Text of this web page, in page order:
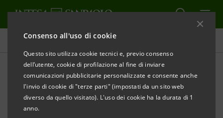
Consenso all'uso di cookie
Questo sito utilizza cookie tecnici e, previo consenso
dell’utente, cookie di profilazione al fine di inviare
comunicazioni pubblicitarie personalizzate e consente anche
l'invio di cookie di "terze parti" (impostati da un sito web
diverso da quello visitato). L'uso dei cookie ha la durata di 1
anno.
Comunicati stampa
STAMPA AGGIORNA
INTESA SANPAOLO E SIMEST
PROMUOVONO LO SVILUPPO ALL’ESTERO DELLE